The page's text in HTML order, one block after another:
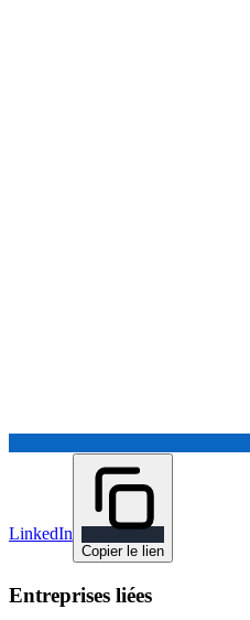
LinkedIn
Copier le lien
Entreprises liées